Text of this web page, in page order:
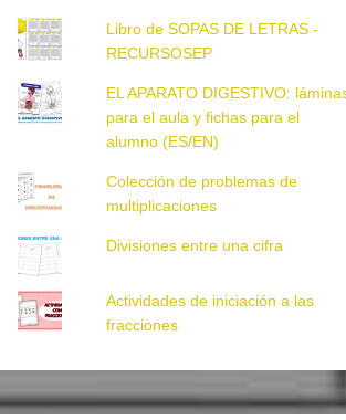
Libro de SOPAS DE LETRAS -
RECURSOSEP
EL APARATO DIGESTIVO:
para el aula y fichas para el
alumno (ES/EN)
Colección de problemas de
multiplicaciones
Divisiones entre una cifra
Actividades de iniciación a las
fracciones